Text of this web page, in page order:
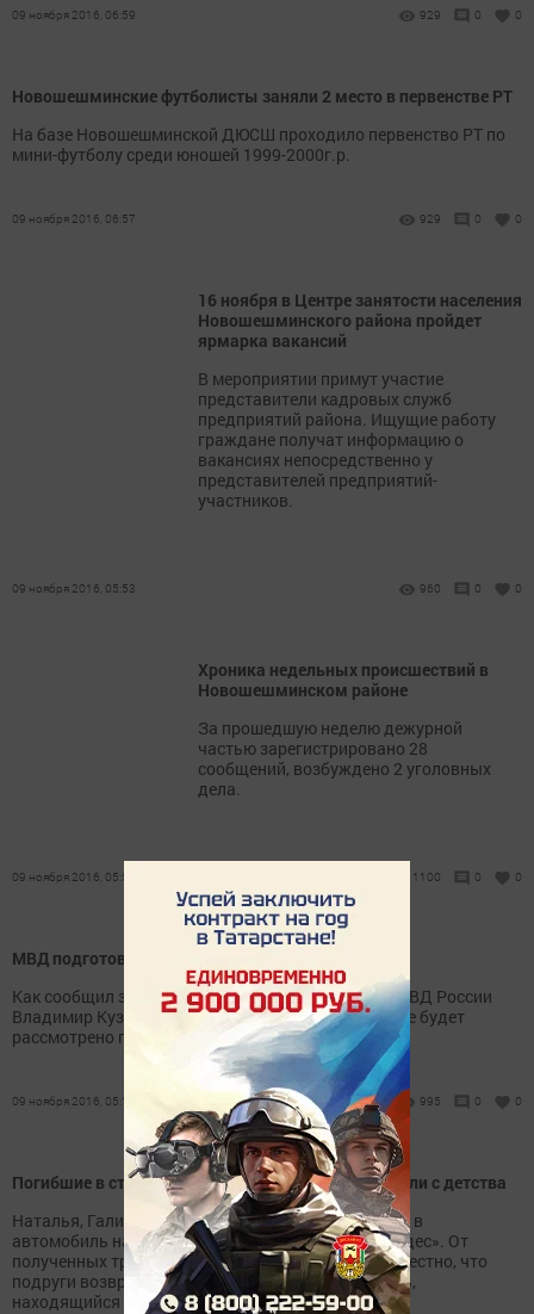
09 ноября 2016, 06:59 929 0 0
Новошешминские футболисты заняли 2 место в первенстве РТ
На базе Новошешминской ДЮСШ проходило первенство РТ по
мини-футболу среди юношей 1999-2000г.р.
09 ноября 2016, 06:57 929 0 0
16 ноября в Центре занятости населения
Новошешминского района пройдет
ярмарка вакансий
В мероприятии примут участие
представители кадровых служб
предприятий района. Ищущие работу
граждане получат информацию о
вакансиях непосредственно у
представителей предприятий-
участников.
09 ноября 2016, 05:53 960 0 0
Хроника недельных происшествий в
Новошешминском районе
За прошедшую неделю дежурной
частью зарегистрировано 28
сообщений, возбуждено 2 уголовных
дела.
09 ноября 2016, 05:51 1100 0 0
МВД подготовило новый запрет для водителей
Как сообщил замначальника Госавтоинспекции МВД России
Владимир Кузин, в ближайшее время предложение будет
рассмотрено правительством.
09 ноября 2016, 05:11 995 0 0
Погибшие в страшной аварии три девушки дружили с детства
Наталья, Галина и Анна находились в такси, когда в
автомобиль на полной скорости врезался «Мерседес». От
полученных травм девушки погибли на месте. Известно, что
подруги возвращались домой из гостей. Водитель,
находящийся за рулем такси, также скончался.